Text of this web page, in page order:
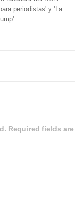
periodistas' y 'La
Required fields are